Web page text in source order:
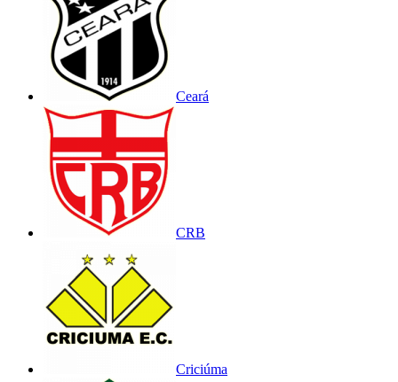
Ceará
CRB
Criciúma